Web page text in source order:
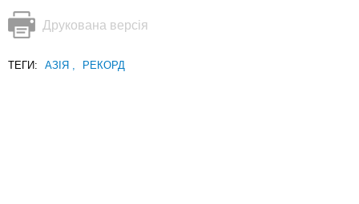
Друкована версія
ТЕГИ: АЗІЯ , РЕКОРД